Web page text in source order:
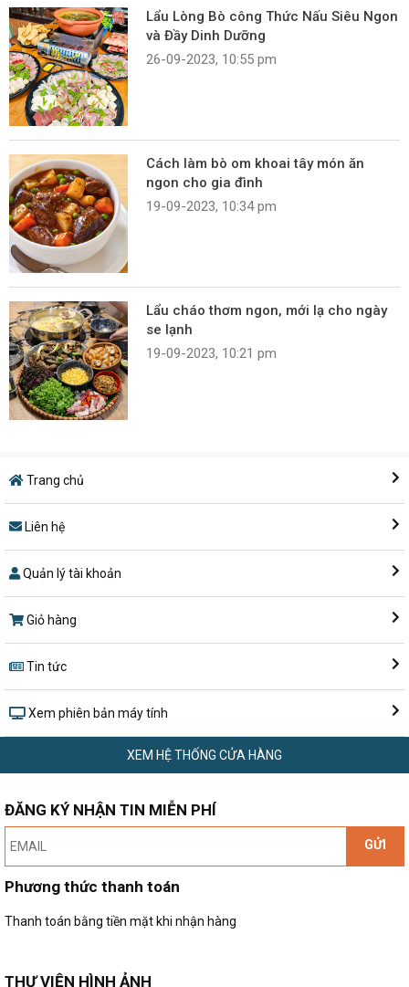
Lẩu Lòng Bò công Thức Nấu Siêu Ngon
và Đầy Dinh Dưỡng
26-09-2023, 10:55 pm
Cách làm bò om khoai tây món ăn
ngon cho gia đình
19-09-2023, 10:34 pm
Lẩu cháo thơm ngon, mới lạ cho ngày
se lạnh
19-09-2023, 10:21 pm
Trang chủ
Liên hệ
Quản lý tài khoản
Giỏ hàng
Tin tức
Xem phiên bản máy tính
XEM HỆ THỐNG CỬA HÀNG
ĐĂNG KÝ NHẬN TIN MIỄN PHÍ
GỬI
Phương thức thanh toán
Thanh toán bằng tiền mặt khi nhận hàng
THƯ VIỆN HÌNH ẢNH